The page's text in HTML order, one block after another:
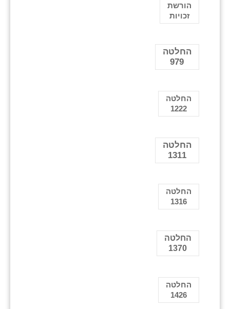
הורשת
זכויות
החלטה
979
החלטה
1222
החלטה
1311
החלטה
1316
החלטה
1370
החלטה
1426